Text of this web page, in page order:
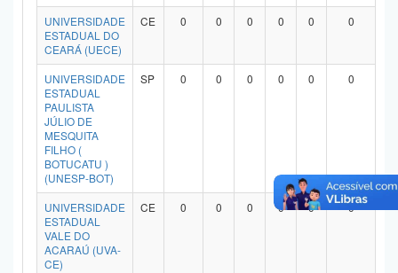
UNIVERSIDADE
ESTADUAL DO
CEARÁ (UECE)
CE 0 0 0 0 0 0
UNIVERSIDADE
ESTADUAL
PAULISTA
JÚLIO DE
MESQUITA
FILHO (
BOTUCATU )
(UNESP-BOT)
SP 0 0 0 0 0 0
UNIVERSIDADE
ESTADUAL
VALE DO
ACARAÚ (UVA-
CE)
CE 0 0 0 0 0 0